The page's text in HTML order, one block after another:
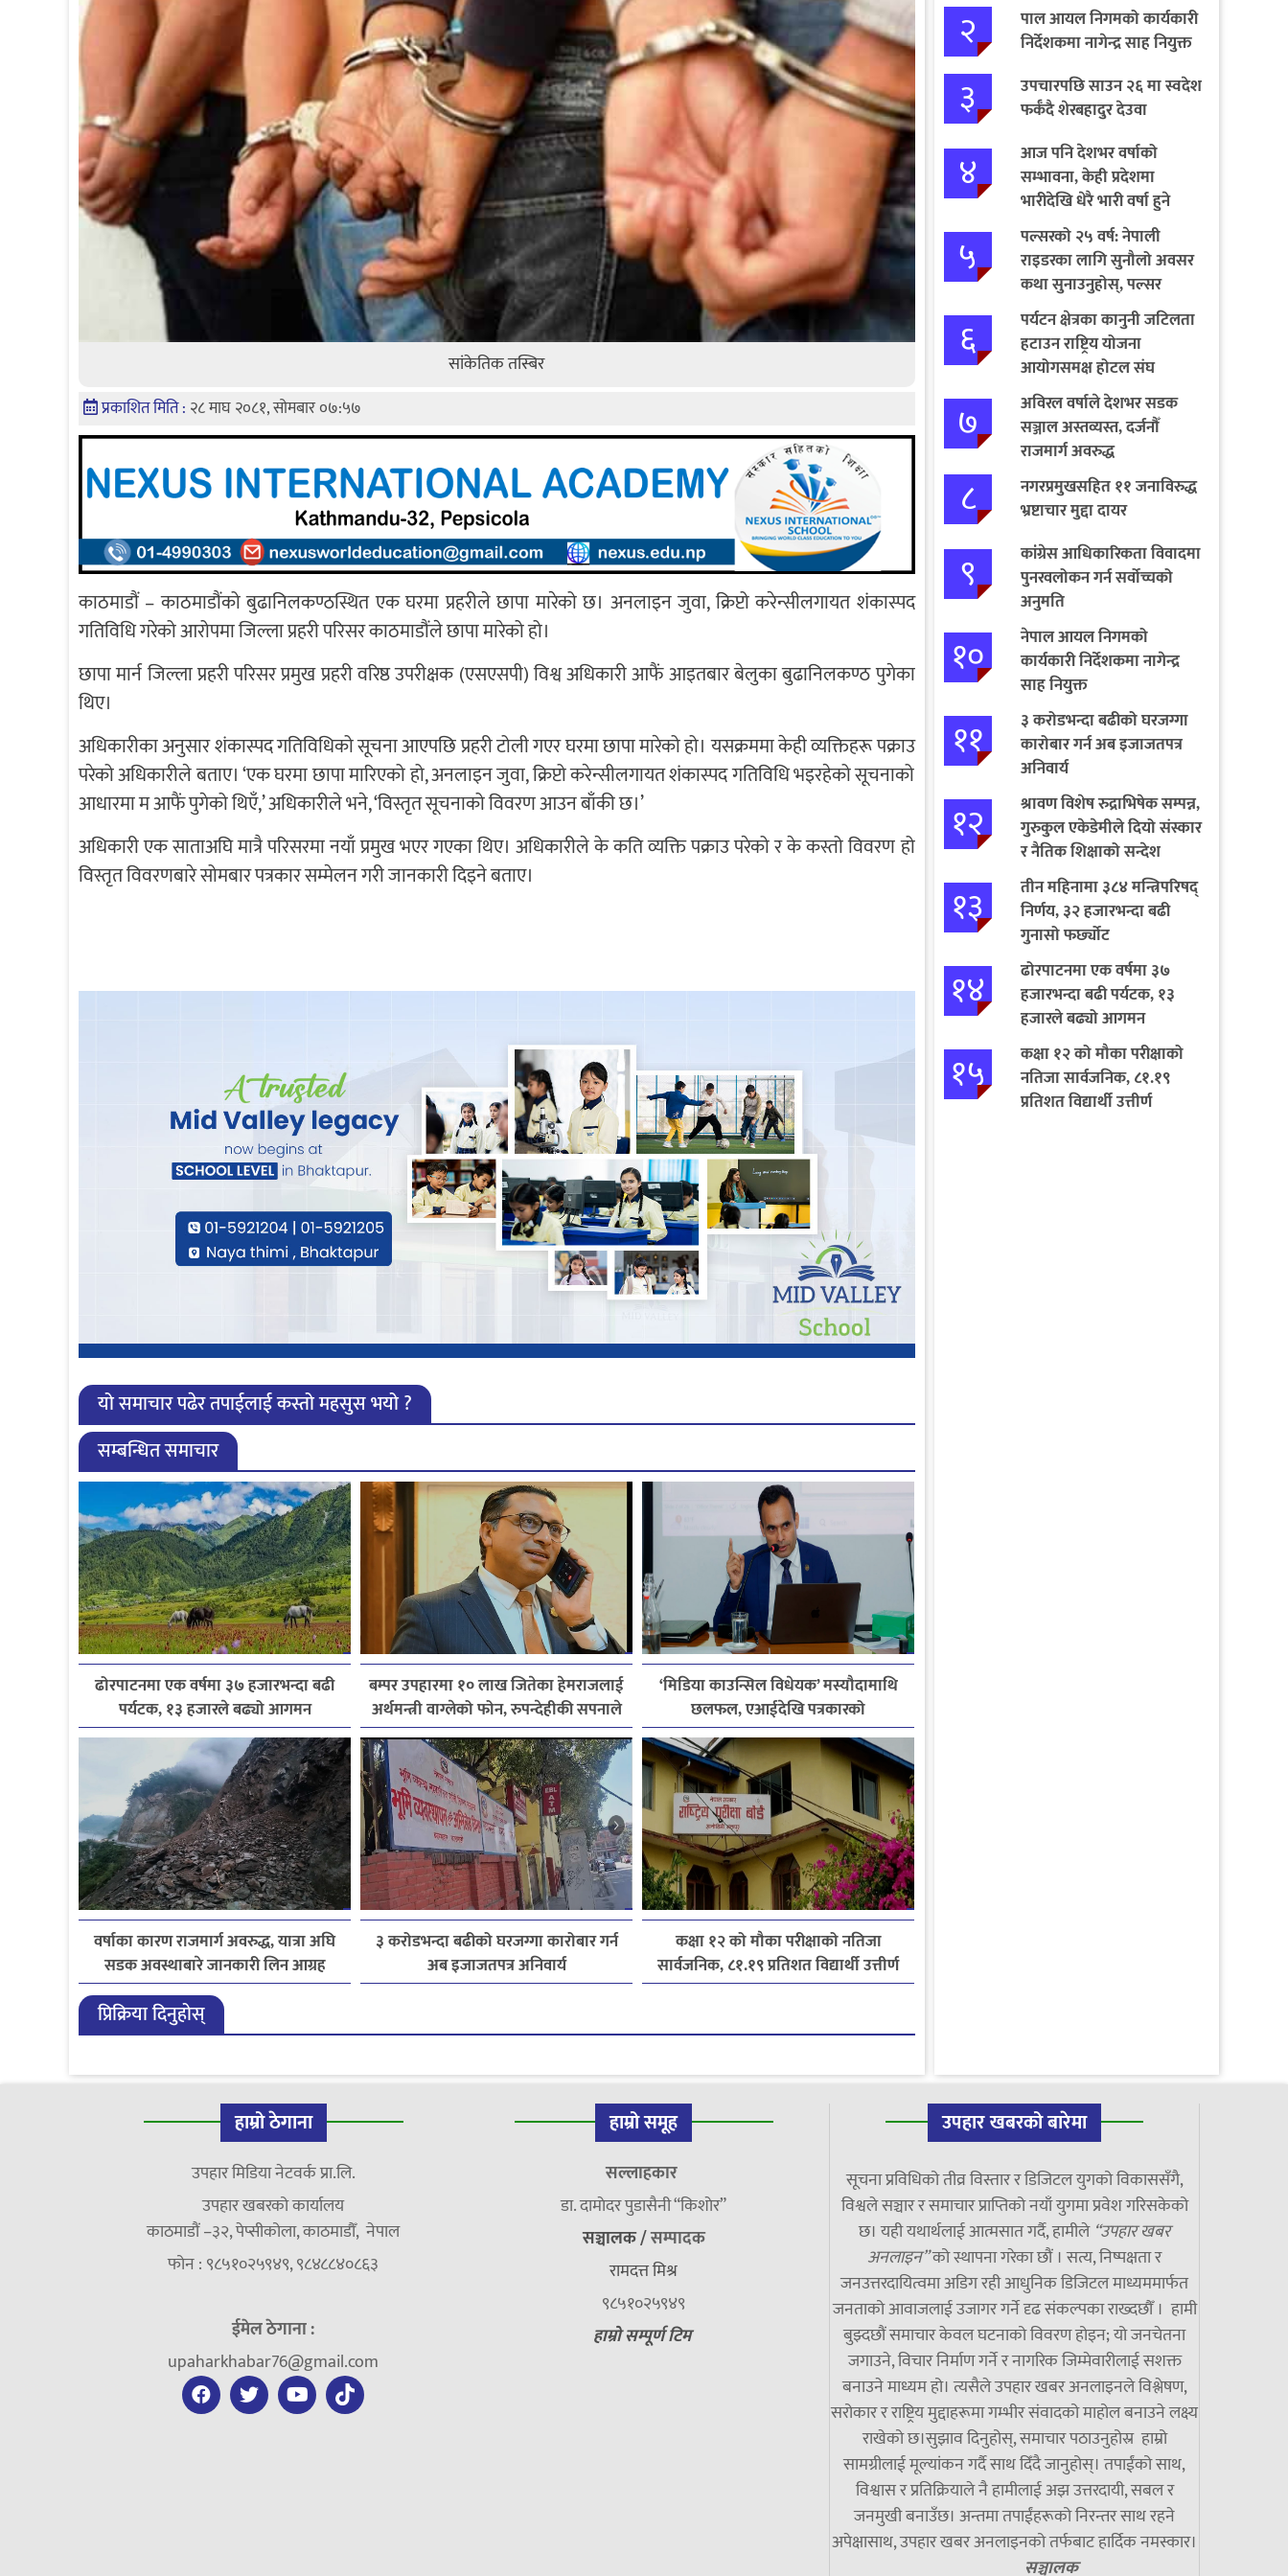
सांकेतिक तस्बिर
प्रकाशित मिति : २८ माघ २०८१, सोमबार ०७:५७
काठमाडौं – काठमाडौंको बुढानिलकण्ठस्थित एक घरमा प्रहरीले छापा मारेको छ। अनलाइन जुवा, क्रिप्टो करेन्सीलगायत शंकास्पद
गतिविधि गरेको आरोपमा जिल्ला प्रहरी परिसर काठमाडौंले छापा मारेको हो।
छापा मार्न जिल्ला प्रहरी परिसर प्रमुख प्रहरी वरिष्ठ उपरीक्षक (एसएसपी) विश्व अधिकारी आफैं आइतबार बेलुका बुढानिलकण्ठ पुगेका
थिए।
अधिकारीका अनुसार शंकास्पद गतिविधिको सूचना आएपछि प्रहरी टोली गएर घरमा छापा मारेको हो। यसक्रममा केही व्यक्तिहरू पक्राउ
परेको अधिकारीले बताए। ‘एक घरमा छापा मारिएको हो, अनलाइन जुवा, क्रिप्टो करेन्सीलगायत शंकास्पद गतिविधि भइरहेको सूचनाको
आधारमा म आफैं पुगेको थिएँ,’ अधिकारीले भने, ‘विस्तृत सूचनाको विवरण आउन बाँकी छ।’
अधिकारी एक साताअघि मात्रै परिसरमा नयाँ प्रमुख भएर गएका थिए। अधिकारीले के कति व्यक्ति पक्राउ परेको र के कस्तो विवरण हो
विस्तृत विवरणबारे सोमबार पत्रकार सम्मेलन गरी जानकारी दिइने बताए।
यो समाचार पढेर तपाईलाई कस्तो महसुस भयो ?
सम्बन्धित समाचार
ढोरपाटनमा एक वर्षमा ३७ हजारभन्दा बढी
पर्यटक, १३ हजारले बढ्यो आगमन
बम्पर उपहारमा १० लाख जितेका हेमराजलाई
अर्थमन्त्री वाग्लेको फोन, रुपन्देहीकी सपनाले
जितिन् एक लाख
‘मिडिया काउन्सिल विधेयक’ मस्यौदामाथि
छलफल, एआईदेखि पत्रकारको
लाइसेन्ससम्मका विषयमा सुझाव
वर्षाका कारण राजमार्ग अवरुद्ध, यात्रा अघि
सडक अवस्थाबारे जानकारी लिन आग्रह
३ करोडभन्दा बढीको घरजग्गा कारोबार गर्न
अब इजाजतपत्र अनिवार्य
कक्षा १२ को मौका परीक्षाको नतिजा
सार्वजनिक, ८१.१९ प्रतिशत विद्यार्थी उत्तीर्ण
प्रिक्रिया दिनुहोस्
२
पाल आयल निगमको कार्यकारी
निर्देशकमा नागेन्द्र साह नियुक्त
३
उपचारपछि साउन २६ मा स्वदेश
फर्कँदै शेरबहादुर देउवा
४
आज पनि देशभर वर्षाको
सम्भावना, केही प्रदेशमा
भारीदेखि धेरै भारी वर्षा हुने
चेतावनी
५
पल्सरको २५ वर्ष: नेपाली
राइडरका लागि सुनौलो अवसर
कथा सुनाउनुहोस्, पल्सर
जित्नुहोस्
६
पर्यटन क्षेत्रका कानुनी जटिलता
हटाउन राष्ट्रिय योजना
आयोगसमक्ष होटल संघ
बागमतीका पाँचबुँदे माग
७
अविरल वर्षाले देशभर सडक
सञ्जाल अस्तव्यस्त, दर्जनौँ
राजमार्ग अवरुद्ध
८
नगरप्रमुखसहित ११ जनाविरुद्ध
भ्रष्टाचार मुद्दा दायर
९
कांग्रेस आधिकारिकता विवादमा
पुनरवलोकन गर्न सर्वोच्चको
अनुमति
१०
नेपाल आयल निगमको
कार्यकारी निर्देशकमा नागेन्द्र
साह नियुक्त
११
३ करोडभन्दा बढीको घरजग्गा
कारोबार गर्न अब इजाजतपत्र
अनिवार्य
१२
श्रावण विशेष रुद्राभिषेक सम्पन्न,
गुरुकुल एकेडेमीले दियो संस्कार
र नैतिक शिक्षाको सन्देश
१३
तीन महिनामा ३८४ मन्त्रिपरिषद्
निर्णय, ३२ हजारभन्दा बढी
गुनासो फर्छ्योट
१४
ढोरपाटनमा एक वर्षमा ३७
हजारभन्दा बढी पर्यटक, १३
हजारले बढ्यो आगमन
१५
कक्षा १२ को मौका परीक्षाको
नतिजा सार्वजनिक, ८१.१९
प्रतिशत विद्यार्थी उत्तीर्ण
हाम्रो ठेगाना
उपहार मिडिया नेटवर्क प्रा.लि.
उपहार खबरको कार्यालय
काठमाडौं –३२, पेप्सीकोला, काठमाडौँ, नेपाल
फोन : ९८५१०२५९४९, ९८४८८४०८६३
ईमेल ठेगाना :
upaharkhabar76@gmail.com
हाम्रो समूह
सल्लाहकार
डा. दामाेदर पुडासैनी “किशाेर”
सञ्चालक /सम्पादक
रामदत्त मिश्र
९८५१०२५९४९
हाम्रो सम्पूर्ण टिम
उपहार खबरको बारेमा
सूचना प्रविधिको तीव्र विस्तार र डिजिटल युगको विकाससँगै,
विश्वले सञ्चार र समाचार प्राप्तिको नयाँ युगमा प्रवेश गरिसकेको
छ। यही यथार्थलाई आत्मसात गर्दै, हामीले “उपहार खबर
अनलाइन”को स्थापना गरेका छौं । सत्य, निष्पक्षता र
जनउत्तरदायित्वमा अडिग रही आधुनिक डिजिटल माध्यममार्फत
जनताको आवाजलाई उजागर गर्ने दृढ संकल्पका राख्दछौँ । हामी
बुझ्दछौं समाचार केवल घटनाको विवरण होइन; यो जनचेतना
जगाउने, विचार निर्माण गर्ने र नागरिक जिम्मेवारीलाई सशक्त
बनाउने माध्यम हो। त्यसैले उपहार खबर अनलाइनले विश्लेषण,
सरोकार र राष्ट्रिय मुद्दाहरूमा गम्भीर संवादको माहोल बनाउने लक्ष्य
राखेको छ।सुझाव दिनुहोस्, समाचार पठाउनुहोस्र हाम्रो
सामग्रीलाई मूल्यांकन गर्दै साथ दिँदै जानुहोस्। तपाईंको साथ,
विश्वास र प्रतिक्रियाले नै हामीलाई अझ उत्तरदायी, सबल र
जनमुखी बनाउँछ। अन्तमा तपाईंहरूको निरन्तर साथ रहने
अपेक्षासाथ, उपहार खबर अनलाइनको तर्फबाट हार्दिक नमस्कार।
सञ्चालक